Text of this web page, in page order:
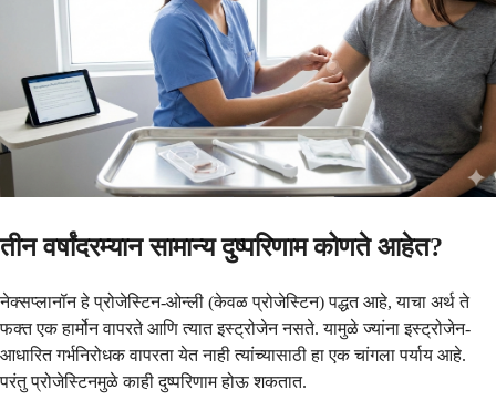
तीन वर्षांदरम्यान सामान्य दुष्परिणाम कोणते आहेत?
नेक्सप्लानॉन हे प्रोजेस्टिन-ओन्ली (केवळ प्रोजेस्टिन) पद्धत आहे, याचा अर्थ ते
फक्त एक हार्मोन वापरते आणि त्यात इस्ट्रोजेन नसते. यामुळे ज्यांना इस्ट्रोजेन-
आधारित गर्भनिरोधक वापरता येत नाही त्यांच्यासाठी हा एक चांगला पर्याय आहे.
परंतु प्रोजेस्टिनमुळे काही दुष्परिणाम होऊ शकतात.